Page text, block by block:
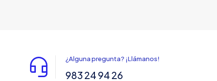
¿Alguna pregunta? ¡Llámanos!
983 24 94 26